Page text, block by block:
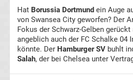
Präsidenten
Alle
Fußballer
Hat Borussia Dortmund ein Auge
von Swansea City geworfen? Der
Fokus der Schwarz-Gelben
angeblich auch der FC Schalke 04
könnte. Der Hamburger SV buhlt
Salah, der bei Chelsea unter